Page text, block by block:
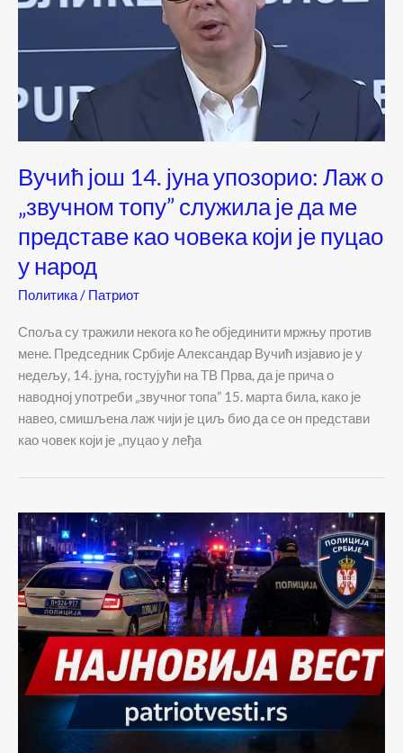
Вучић још 14. јуна упозорио: Лаж о
„звучном топу” служила је да ме
представе као човека који је пуцао
у народ
Политика/ Патриот
Споља су тражили некога ко ће објединити мржњу против
мене. Председник Србије Александар Вучић изјавио је у
недељу, 14. јуна, гостујући на ТВ Прва, да је прича о
наводној употреби „звучног топа” 15. марта била, како је
навео, смишљена лаж чији је циљ био да се он представи
као човек који је „пуцао у леђа